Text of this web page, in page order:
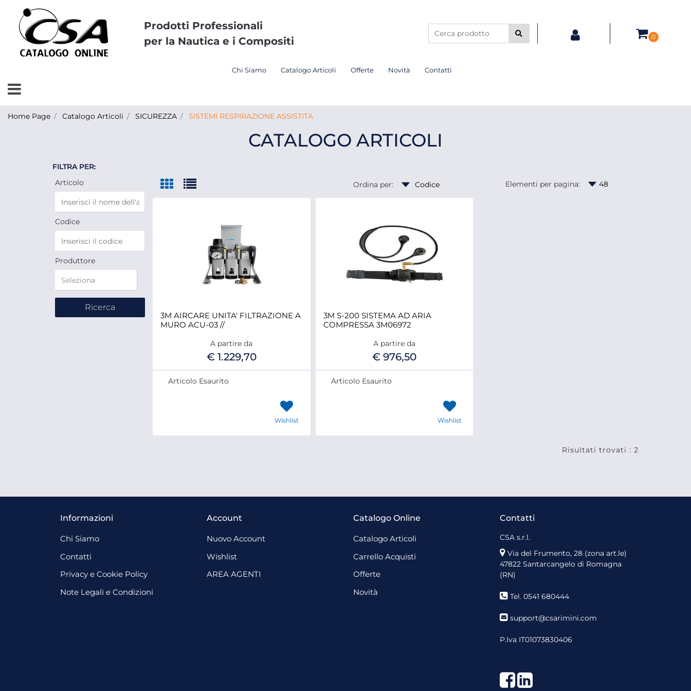
Prodotti Professionali
per la Nautica e i Compositi
0
Chi Siamo Catalogo Articoli Offerte Novità Contatti
Open menu
Home Page Catalogo Articoli SICUREZZA SISTEMI RESPIRAZIONE ASSISTITA
CATALOGO ARTICOLI
FILTRA PER:
Articolo
Codice
Produttore
Ordina per: Elementi per pagina:
3M AIRCARE UNITA' FILTRAZIONE A
MURO ACU-03 //
A partire da
€ 1.229,70
Articolo Esaurito
Wishlist
3M S-200 SISTEMA AD ARIA
COMPRESSA 3M06972
A partire da
€ 976,50
Articolo Esaurito
Wishlist
Risultati trovati : 2
Informazioni
Chi Siamo
Contatti
Privacy e Cookie Policy
Note Legali e Condizioni
Account
Nuovo Account
Wishlist
AREA AGENTI
Catalogo Online
Catalogo Articoli
Carrello Acquisti
Offerte
Novità
Contatti
CSA s.r.l.
Via del Frumento, 28 (zona art.le)
47822 Santarcangelo di Romagna
(RN)
Tel. 0541 680444
support@csarimini.com
P.Iva IT01073830406
Facebook
LinkedIn